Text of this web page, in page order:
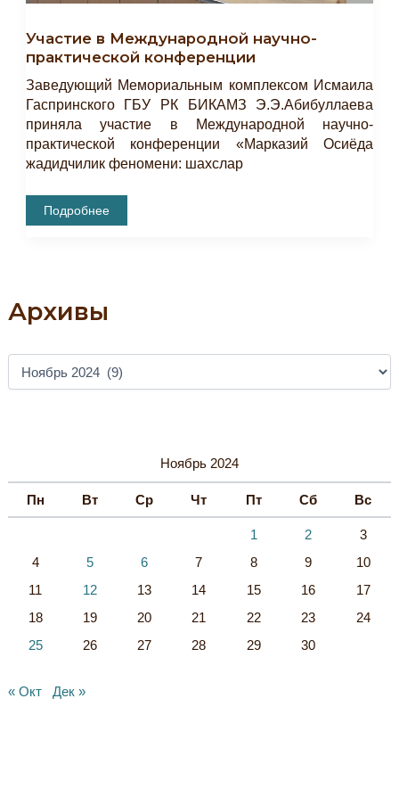
Архивы
Ноябрь 2024
Пн Вт Ср Чт Пт Сб Вс
1 2
3
4
5 6 7 8 9
10
11
12 13 14 15 16
17
18
19 20 21 22 23
24
25
26 27 28 29 30
« Окт Дек »
Участие в Международной научно-
практической конференции
Заведующий Мемориальным комплексом Исмаила
Гаспринского ГБУ РК БИКАМЗ Э.Э.Абибуллаева
приняла участие в Международной научно-
практической конференции «Марказий Осиёда
жадидчилик феномени: шахслар
Участие
Подробнее